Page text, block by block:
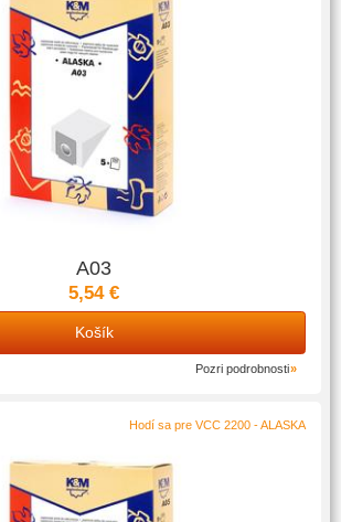
A03
5,54 €
Košík
Pozri podrobnosti
Hodí sa pre VCC 2200 - ALASKA